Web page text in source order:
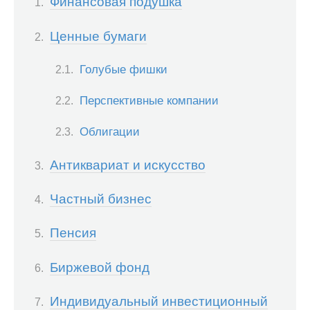
Ценные бумаги
Голубые фишки
Перспективные компании
Облигации
Антиквариат и искусство
Частный бизнес
Пенсия
Биржевой фонд
Индивидуальный инвестиционный